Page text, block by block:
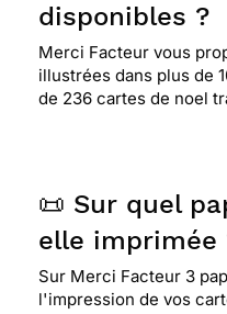
disponibles ?
Merci Facteur vous
illustrées dans plus de
de 236 cartes de noel
📜 Sur quel
elle imprimée
Sur Merci Facteur 3
l'impression de vos